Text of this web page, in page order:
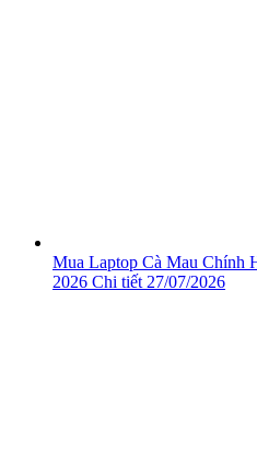
Mua Laptop Cà Mau Chính
2026 Chi tiết 27/07/2026